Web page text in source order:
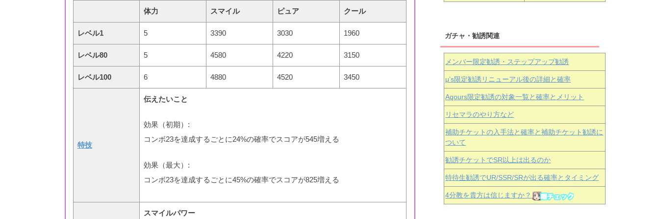
体力 スマイル ピュア クール
レベル1 5 3390 3030 1960
レベル80 5 4580 4220 3150
レベル100 6 4880 4520 3450
特技
伝えたいこと
効果（初期）:
コンボ23を達成するごとに24%の確率でスコアが545増える
効果（最大）:
コンボ23を達成するごとに45%の確率でスコアが825増える
スマイルパワー
ガチャ・勧誘関連
メンバー限定勧誘・ステップアップ勧誘
μ’s限定勧誘リニューアル後の詳細と確率
Aqours限定勧誘の対象一覧と確率とメリット
リセマラのやり方など
補助チケットの入手法と確率と補助チケット勧誘に
ついて
勧誘チケットでSR以上は出るのか
特待生勧誘でUR/SSR/SRが出る確率とタイミング
4分教を貴方は信じますか？